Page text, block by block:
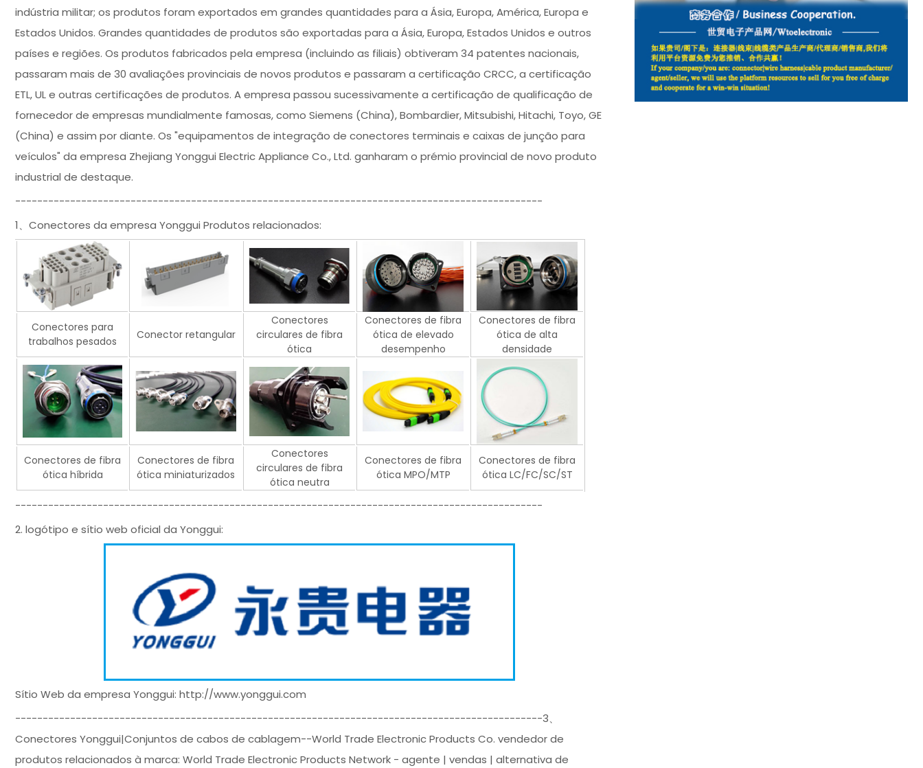
indústria militar; os produtos foram exportados em grandes quantidades para a Ásia, Europa, América, Europa e
Estados Unidos. Grandes quantidades de produtos são exportadas para a Ásia, Europa, Estados Unidos e outros
países e regiões. Os produtos fabricados pela empresa (incluindo as filiais) obtiveram 34 patentes nacionais,
passaram mais de 30 avaliações provinciais de novos produtos e passaram a certificação CRCC, a certificação
ETL, UL e outras certificações de produtos. A empresa passou sucessivamente a certificação de qualificação de
fornecedor de empresas mundialmente famosas, como Siemens (China), Bombardier, Mitsubishi, Hitachi, Toyo, GE
(China) e assim por diante. Os "equipamentos de integração de conectores terminais e caixas de junção para
veículos" da empresa Zhejiang Yonggui Electric Appliance Co., Ltd. ganharam o prémio provincial de novo produto
industrial de destaque.
------------------------------------------------------------------------------------------------
1、Conectores da empresa Yonggui Produtos relacionados:
Conectores para
trabalhos pesados
Conector retangular
Conectores
circulares de fibra
ótica
Conectores de fibra
ótica de elevado
desempenho
Conectores de fibra
ótica de alta
densidade
Conectores de fibra
ótica híbrida
Conectores de fibra
ótica miniaturizados
Conectores
circulares de fibra
ótica neutra
Conectores de fibra
ótica MPO/MTP
Conectores de fibra
ótica LC/FC/SC/ST
------------------------------------------------------------------------------------------------
2. logótipo e sítio web oficial da Yonggui:
Sítio Web da empresa Yonggui: http://www.yonggui.com
------------------------------------------------------------------------------------------------3、
Conectores Yonggui|Conjuntos de cabos de cablagem--World Trade Electronic Products Co. vendedor de
produtos relacionados à marca: World Trade Electronic Products Network - agente | vendas | alternativa de